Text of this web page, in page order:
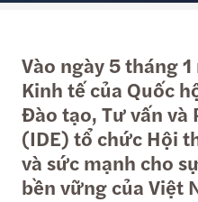
Vào ngày 5 tháng
Kinh tế của Quốc
Đào tạo, Tư vấn
(IDE) tổ chức Hội
và sức mạnh cho
bền vững của Việt